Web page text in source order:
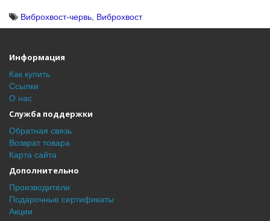
Виброхвост-червь, Виброхвост
Информация
Как купить
Ссылки
О нас
Служба поддержки
Обратная связь
Возврат товара
Карта сайта
Дополнительно
Производители
Подарочные сертификаты
Акции